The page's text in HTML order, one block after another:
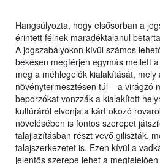
Hangsúlyozta, hogy elsősorban a
érintett félnek maradéktalanul
A jogszabályokon kívül számos
békésen megférjen egymás mellett
meg a méhlegelők kialakítását,
növénytermesztésen túl – a virágzó
beporzókat vonzzák a kialakított
kultúráról elvonja a kárt okozó
növelésében is fontos szerepet
talajlazításban részt vevő giliszták,
talajszerkezetet is. Ezen kívül a
jelentős szerepe lehet a